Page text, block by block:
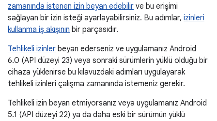
zamanında istenen izin beyan edebilir ve bu erişimi
sağlayan bir izin isteği ayarlayabilirsiniz. Bu adımlar, izinleri
kullanma iş akışının bir parçasıdır.
Tehlikeli izinler beyan ederseniz ve uygulamanız Android
6.0 (API düzeyi 23) veya sonraki sürümlerin yüklü olduğu bir
cihaza yüklenirse bu kılavuzdaki adımları uygulayarak
tehlikeli izinleri çalışma zamanında istemeniz gerekir.
Tehlikeli izin beyan etmiyorsanız veya uygulamanız Android
5.1 (API düzeyi 22) ya da daha eski bir sürümün yüklü